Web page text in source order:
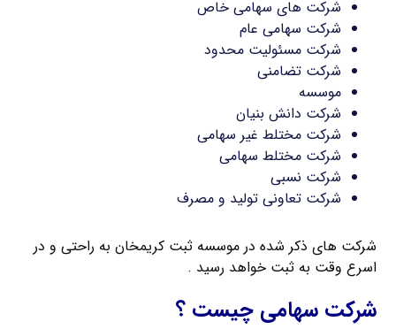
شرکت های سهامی خاص
شرکت سهامی عام
شرکت مسئولیت محدود
شرکت تضامنی
موسسه
شرکت دانش بنیان
شرکت مختلط غیر سهامی
شرکت مختلط سهامی
شرکت نسبی
شرکت تعاونی تولید و مصرف
شرکت های ذکر شده در موسسه ثبت کریمخان به راحتی و در
اسرع وقت به ثبت خواهد رسید .
شرکت سهامی چیست ؟